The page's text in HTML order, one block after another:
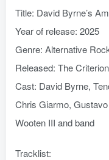
Title: David Byrne’s
Year of release: 2025
Genre: Alternative
Released: The
Cast: David Byrne,
Chris Giarmo,
Wooten III and band
Tracklist: